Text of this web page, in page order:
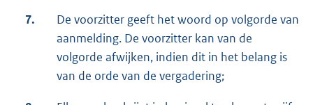
7.
De voorzitter geeft het woord op volgorde van
aanmelding. De voorzitter kan van de
volgorde afwijken, indien dit in het belang is
van de orde van de vergadering;